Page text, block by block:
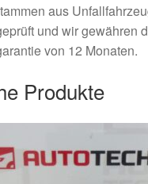
aus
und wir gewähren
von 12 Monaten.
Produkte